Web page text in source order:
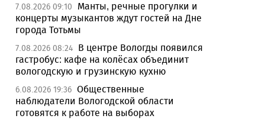
7.08.2026 09:10
Манты, речные прогулки и
концерты музыкантов ждут гостей на Дне
города Тотьмы
7.08.2026 08:24 В центре Вологды появился
гастробус: кафе на колёсах объединит
вологодскую и грузинскую кухню
6.08.2026 19:36 Общественные
наблюдатели Вологодской области
готовятся к работе на выборах